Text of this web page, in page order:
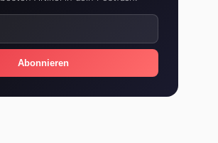
Abonnieren